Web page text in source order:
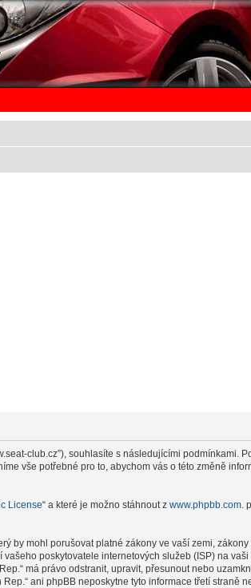
club.cz”), souhlasíte s následujícími
vše potřebné pro to, abychom vás o této změně
License“ a které je možno stáhnout z www.phpbb.com.
mohl porušovat platné zákony ve vaší zemi,
poskytovatele internetových služeb (ISP) na
má právo odstranit, upravit, přesunout nebo
ani phpBB neposkytne tyto informace třetí straně